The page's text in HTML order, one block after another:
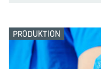
PRODUKTION